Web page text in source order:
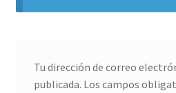
Tu dirección de correo
publicada. Los campos